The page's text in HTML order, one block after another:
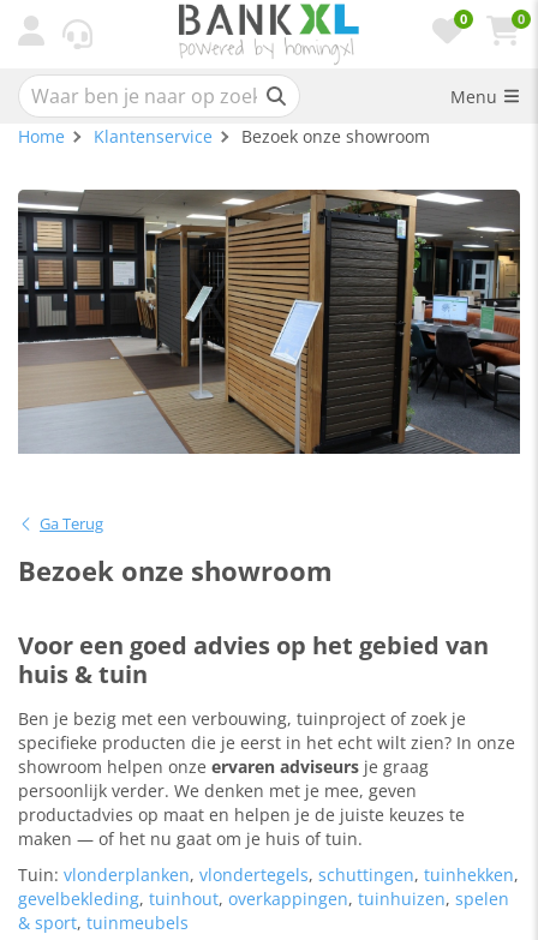
0 0
Menu
Home
Klantenservice Bezoek onze showroom
Ga Terug
Bezoek onze showroom
Voor een goed advies op het gebied van
huis & tuin
Ben je bezig met een verbouwing, tuinproject of zoek je
specifieke producten die je eerst in het echt wilt zien? In onze
showroom helpen onze ervaren adviseurs je graag
persoonlijk verder. We denken met je mee, geven
productadvies op maat en helpen je de juiste keuzes te
maken — of het nu gaat om je huis of tuin.
Tuin: vlonderplanken, vlondertegels, schuttingen, tuinhekken,
gevelbekleding, tuinhout, overkappingen, tuinhuizen, spelen
& sport, tuinmeubels